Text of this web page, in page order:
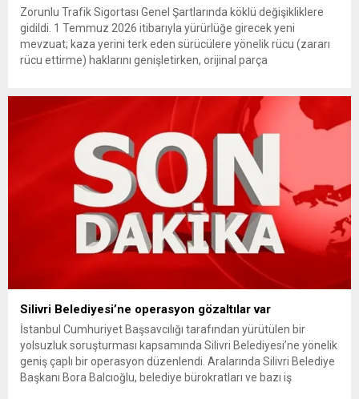
Zorunlu Trafik Sigortası Genel Şartlarında köklü değişikliklere
gidildi. 1 Temmuz 2026 itibarıyla yürürlüğe girecek yeni
mevzuat; kaza yerini terk eden sürücülere yönelik rücu (zararı
rücu ettirme) haklarını genişletirken, orijinal parça
getiriyor. Hazine Müsteşarlığına bağlı ilgili kurumlarca...
Silivri Belediyesi’ne operasyon gözaltılar var
İstanbul Cumhuriyet Başsavcılığı tarafından yürütülen bir
yolsuzluk soruşturması kapsamında Silivri Belediyesi’ne yönelik
geniş çaplı bir operasyon düzenlendi. Aralarında Silivri Belediye
Başkanı Bora Balcıoğlu, belediye bürokratları ve bazı iş